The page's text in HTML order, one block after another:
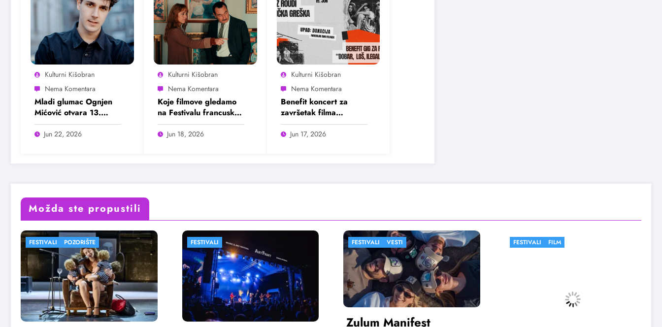
Kulturni Kišobran
Mladi glumac Ognjen
Mićović otvara 13.
Bašta Fest
Jun 22, 2026
Kulturni Kišobran
Koje filmove gledamo
na Festivalu francuskog
filma?
Jun 18, 2026
Kulturni Kišobran
Benefit koncert za
završetak filma
„Dobar, loš, ilegalan“
Jun 17, 2026
Možda ste propustili
FESTIVALI FESTIVALI
Zulum Manifest
FESTIVALI FILM FESTIVALI